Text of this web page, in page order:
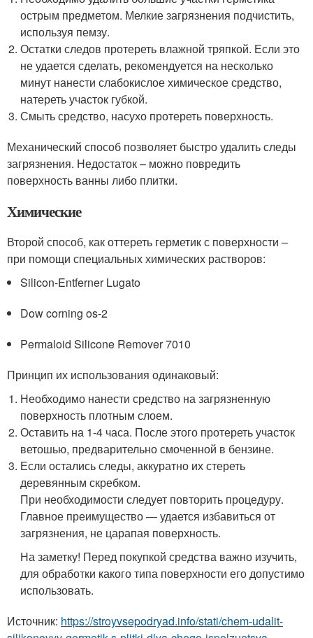
острым предметом. Мелкие загрязнения подчистить,
используя пемзу.
Остатки следов протереть влажной тряпкой. Если это
не удается сделать, рекомендуется на несколько
минут нанести слабокислое химическое средство,
натереть участок губкой.
Смыть средство, насухо протереть поверхность.
Механический способ позволяет быстро удалить следы
загрязнения. Недостаток – можно повредить
поверхность ванны либо плитки.
Химические
Второй способ, как оттереть герметик с поверхности –
при помощи специальных химических растворов:
Silicon-Entferner Lugato
Dow corning os-2
Permaloid Silicone Remover 7010
Принцип их использования одинаковый:
Необходимо нанести средство на загрязненную
поверхность плотным слоем.
Оставить на 1-4 часа. После этого протереть участок
ветошью, предварительно смоченной в бензине.
Если остались следы, аккуратно их стереть
деревянным скребком.
При необходимости следует повторить процедуру.
Главное преимущество — удается избавиться от
загрязнения, не царапая поверхность.
На заметку! Перед покупкой средства важно изучить,
для обработки какого типа поверхности его допустимо
использовать.
Источник: https://stroyvsepodryad.info/stati/chem-udalit-